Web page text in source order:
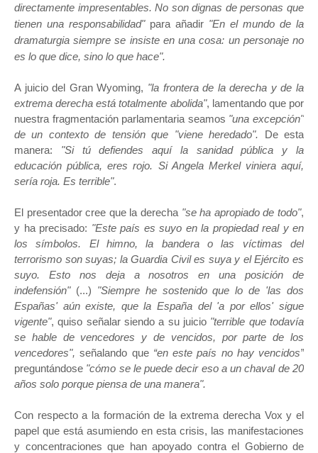
directamente impresentables. No son dignas de personas que
tienen una responsabilidad" para añadir "En el mundo de la
dramaturgia siempre se insiste en una cosa: un personaje no
es lo que dice, sino lo que hace".
A juicio del Gran Wyoming, "la frontera de la derecha y de la
extrema derecha está totalmente abolida", lamentando que por
nuestra fragmentación parlamentaria seamos "una excepción"
de un contexto de tensión que "viene heredado". De esta
manera: "Si tú defiendes aquí la sanidad pública y la
educación pública, eres rojo. Si Angela Merkel viniera aquí,
sería roja. Es terrible".
El presentador cree que la derecha "se ha apropiado de todo",
y ha precisado: "Este país es suyo en la propiedad real y en
los símbolos. El himno, la bandera o las víctimas del
terrorismo son suyas; la Guardia Civil es suya y el Ejército es
suyo. Esto nos deja a nosotros en una posición de
indefensión"(...) "Siempre he sostenido que lo de 'las dos
Españas' aún existe, que la España del 'a por ellos' sigue
vigente", quiso señalar siendo a su juicio "terrible que todavía
se hable de vencedores y de vencidos, por parte de los
vencedores", señalando que“en este país no hay vencidos”
preguntándose "cómo se le puede decir eso a un chaval de 20
años solo porque piensa de una manera".
Con respecto a la formación de la extrema derecha Vox y el
papel que está asumiendo en esta crisis, las manifestaciones
y concentraciones que han apoyado contra el Gobierno de